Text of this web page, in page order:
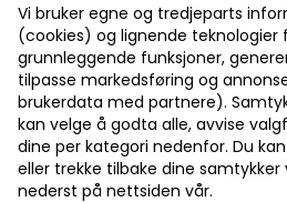
Vi bruker egne og tredjeparts
(cookies) og lignende teknologier
grunnleggende funksjoner,
tilpasse markedsføring og
brukerdata med partnere).
kan velge å godta alle, avvise
dine per kategori nedenfor. Du
eller trekke tilbake dine samtykker
nederst på nettsiden vår.